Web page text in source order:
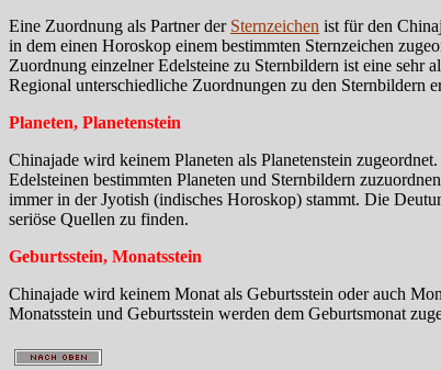
Eine Zuordnung als Partner der Sternzeichen ist für den
in dem einen Horoskop einem bestimmten Sternzeichen
Zuordnung einzelner Edelsteine zu Sternbildern ist eine sehr
Regional unterschiedliche Zuordnungen zu den Sternbildern
Planeten, Planetenstein
Chinajade wird keinem Planeten als Planetenstein
Edelsteinen bestimmten Planeten und Sternbildern
immer in der Jyotish (indisches Horoskop) stammt. Die
seriöse Quellen zu finden.
Geburtsstein, Monatsstein
Chinajade wird keinem Monat als Geburtsstein oder auch
Monatsstein und Geburtsstein werden dem Geburtsmonat